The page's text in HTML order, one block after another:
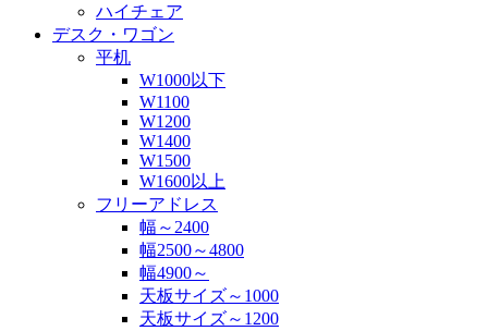
ハイチェア
デスク・ワゴン
平机
W1000以下
W1100
W1200
W1400
W1500
W1600以上
フリーアドレス
幅～2400
幅2500～4800
幅4900～
天板サイズ～1000
天板サイズ～1200